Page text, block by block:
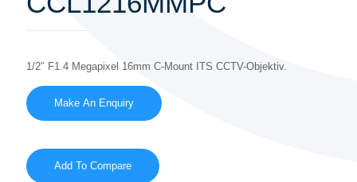
1/2″ F1.4 Megapixel 16mm C-Mount ITS CCTV-Objektiv.
Add To Compare